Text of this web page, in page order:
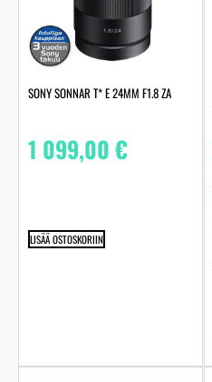
SONY SONNAR T* E 24MM F1.8 ZA
1 099,00€
LISÄÄ OSTOSKORIIN